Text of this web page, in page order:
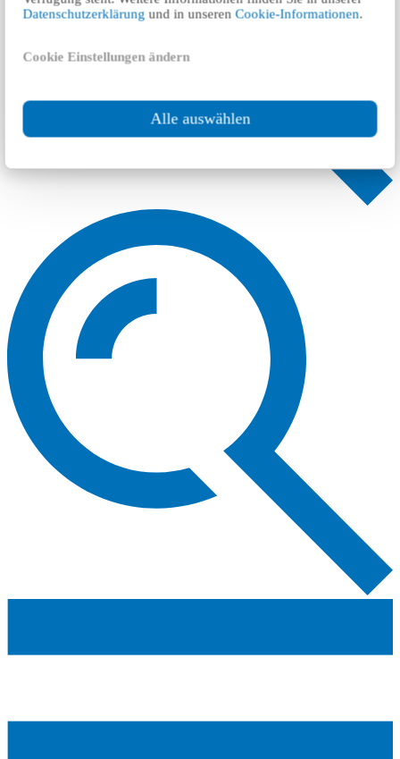
Datenschutzerklärung und in unserenCookie-Informationen.
Cookie Einstellungen ändern
Alle auswählen